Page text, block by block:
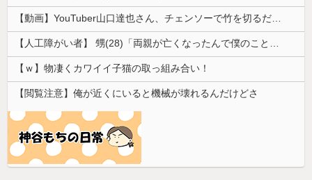
【動画】YouTuber山口達也さん、チェンソーで竹を切るだけで600万再生ｗｗｗｗｗｗｗｗ
【人工障がい者】 甥(28)「両親が亡くなったんで僕のこと引き取ってほしいんですけど！」なんでいい年したヒキニートを引き取らなきゃいけないんだ...
【ｗ】物凄くカワイイ子猫の取っ組み合い！
【閲覧注意】俺が近くにいると機械が壊れるんだけどさ